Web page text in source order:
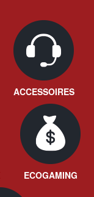
ACCESSOIRES
ECOGAMING